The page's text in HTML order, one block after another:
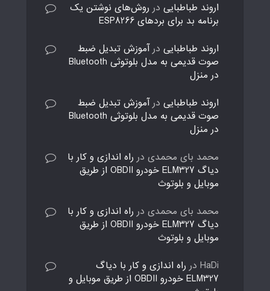
اروند طباطبایی در روش‌های نوشتن یک
برنامه بد برای بردهای ESP8266
اروند طباطبایی درآموزش تبدیل ضبط
صوت قدیمی به مدل بلوتوثی Bluetooth
در منزل
اروند طباطبایی درآموزش تبدیل ضبط
صوت قدیمی به مدل بلوتوثی Bluetooth
در منزل
محمد بای محمدی در راه اندازی و کار با
دیاگ ELM327 خودرو OBDII از طریق
موبایل و بلوتوث
محمد بای محمدی در راه اندازی و کار با
دیاگ ELM327 خودرو OBDII از طریق
موبایل و بلوتوث
HaDi در راه اندازی و کار با دیاگ
ELM327 خودرو OBDII از طریق موبایل و